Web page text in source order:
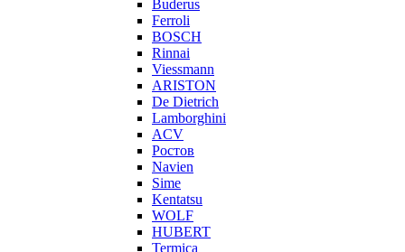
Buderus
Ferroli
BOSCH
Rinnai
Viessmann
ARISTON
De Dietrich
Lamborghini
ACV
Ростов
Navien
Sime
Kentatsu
WOLF
HUBERT
Termica